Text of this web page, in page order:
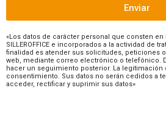
Enviar
«Los datos de carácter personal que consten
SILLEROFFICE e incorporados a la actividad de
finalidad es atender sus solicitudes, peticiones
web, mediante correo electrónico o telefónico.
hacer un seguimiento posterior. La legitimación
consentimiento. Sus datos no serán cedidos a
acceder, rectificar y suprimir sus datos»